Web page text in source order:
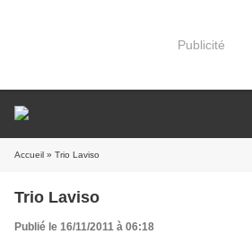
Publicité
Accueil » Trio Laviso
Trio Laviso
Publié le 16/11/2011 à 06:18